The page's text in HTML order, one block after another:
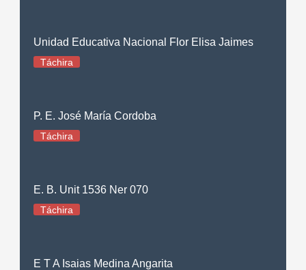
Unidad Educativa Nacional Flor Elisa Jaimes
Táchira
P. E. José María Cordoba
Táchira
E. B. Unit 1536 Ner 070
Táchira
E T A Isaias Medina Angarita